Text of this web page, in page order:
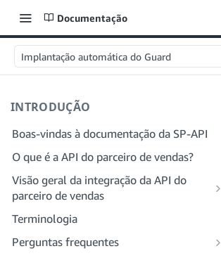
Documentação
Implantação automática do Guard
INTRODUÇÃO
Boas-vindas à documentação da SP-API
O que é a API do parceiro de vendas?
Visão geral da integração da API do
parceiro de vendas
Integração como desenvolvedor
Integração como provedor de serviços
Terminologia
Perguntas frequentes